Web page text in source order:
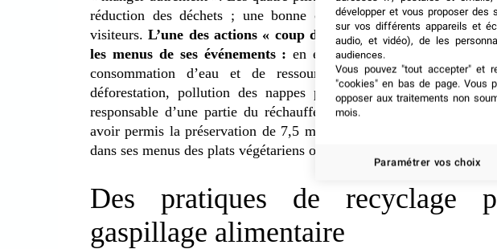
réduction des déchets ; une bonne conservation des ressources
visiteurs.L’une des actions « coup de poing » de Salesforce a
les menus de ses événements : en effet, la viande bovine issue
consommation d’eau et de ressources cultivées de façon
déforestation, pollution des nappes phréatiques, etc). Sans
responsable d’une partie du réchauffement climatique. Grâce à
avoir permis la préservation de 7,5 millions de litres d’eau. À la
dans ses menus des plats végétariens ou à base de poisson.
Des pratiques de recyclage
gaspillage alimentaire
développer et vous proposer des
sur vos différents appareils et
audio, et vidéo), de les
audiences.
Vous pouvez "tout accepter" et
"cookies" en bas de page. Vous
opposer aux traitements non
mois.
Paramétrer vos choix